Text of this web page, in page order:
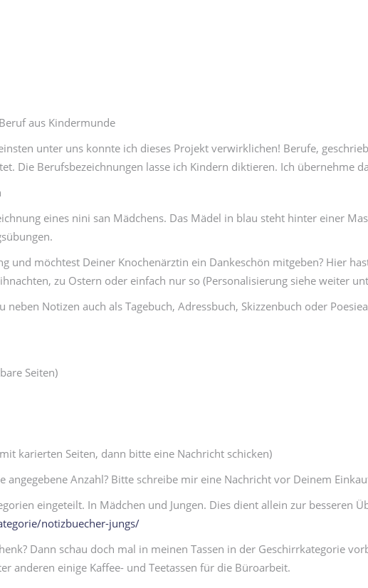
aus Kindermunde
unter uns konnte ich dieses Projekt verwirklichen! Berufe,
Die Berufsbezeichnungen lasse ich Kindern diktieren. Ich übernehme
eines nini san Mädchens. Das Mädel in blau steht hinter einer
und möchtest Deiner Knochenärztin ein Dankeschön mitgeben? Hier
zu Ostern oder einfach nur so (Personalisierung siehe weiter
Notizen auch als Tagebuch, Adressbuch, Skizzenbuch oder
Seiten)
karierten Seiten, dann bitte eine Nachricht schicken)
Anzahl? Bitte schreibe mir eine Nachricht vor Deinem
eingeteilt. In Mädchen und Jungen. Dies dient allein zur besseren
notizbuecher-jungs/
Dann schau doch mal in meinen Tassen in der Geschirrkategorie
anderen einige Kaffee- und Teetassen für die Büroarbeit.